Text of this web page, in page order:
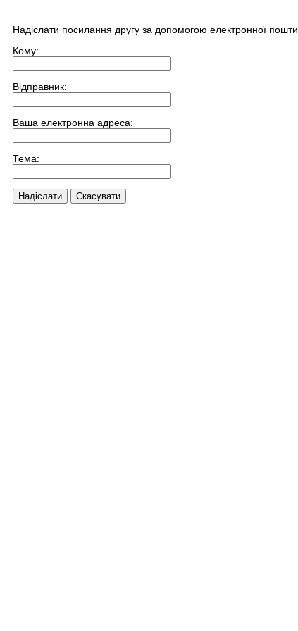
Надіслати посилання другу за допомогою електронної пошти
Кому:
Відправник:
Ваша електронна адреса:
Тема:
Надіслати Скасувати